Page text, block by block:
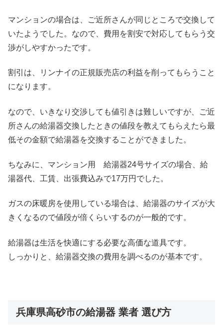
マンションの場合は、ご近所さんが同じところで交換して
いたようでした。なので、費用を割安で対応してもらう交
渉がしやすかったです。
割引は、リンナイの正規販売店の利益を削ってもらうこと
になります。
なので、いきなり交渉しても値引きは難しいですが、ご近
所さんの給湯器交換したときの値段を教えてもらえたら最
低その金額で給湯器を交換することができました。
ちなみに、マンション用 給湯器24号サイズの場合、給
湯器代、工賃、出張費込みで17万円でした。
ガスの床暖房を使用している場合は、給湯器のサイズが大
きくなるので値段が倍くらいするのが一般的です。
給湯器は生活を快適にする必要な高価な道具です。
しっかりと、給湯器交換の費用を調べるのが基本です。
兵庫県高砂市の給湯器 業者 選び方